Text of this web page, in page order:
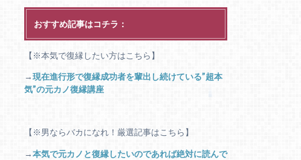
おすすめ記事はコチラ：
【※本気で復縁したい方はこちら】
→現在進行形で復縁成功者を輩出し続けている”超本
気”の元カノ復縁講座
【※男ならバカになれ！厳選記事はこちら】
→本気で元カノと復縁したいのであれば絶対に読んで